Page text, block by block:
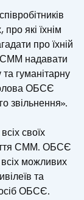
які їхнім
про їхній
СММ надавати
гуманітарну
ОБСЄ
звільнення».
своїх
СММ. ОБСЄ
можливих
та
осіб ОБСЄ.